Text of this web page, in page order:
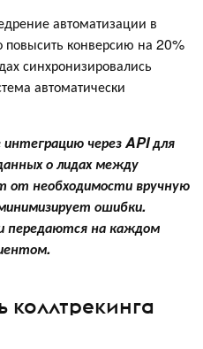
автоматизации в
повысить конверсию на 20%
синхронизировались
автоматически
через API для
о лидах между
от необходимости вручную
ошибки.
передаются на каждом
коллтрекинга